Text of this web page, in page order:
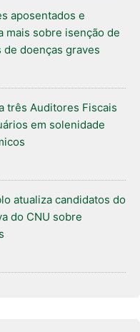
aposentados e
mais sobre isenção de
de doenças graves
três Auditores Fiscais
em solenidade
atualiza candidatos do
do CNU sobre